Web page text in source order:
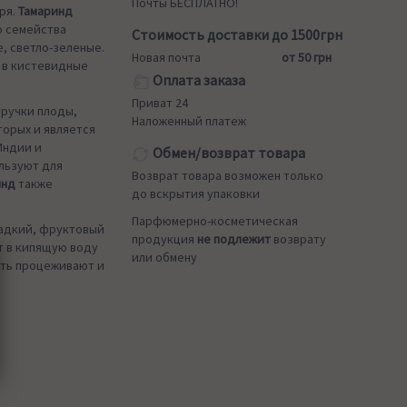
Тамаринд
семейства
светло-зеленые.
кистевидные
плоды,
и является
и
для
также
фруктовый
в кипящую воду
процеживают и
Стоимость доставки до 1500грн
Новая почта от 50 грн
Оплата заказа
Приват 24
Наложенный платеж
Обмен/возврат товара
Возврат товара возможен только
до вскрытия упаковки
Парфюмерно-косметическая
продукция не подлежит возврату
или обмену